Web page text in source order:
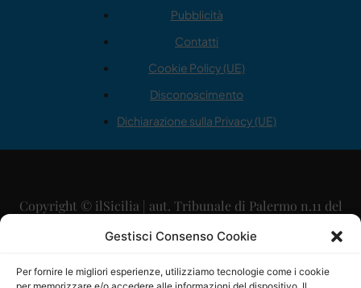
Gestisci Consenso Cookie
Per fornire le migliori esperienze, utilizziamo tecnologie come i cookie
Pubblicità
Contatti
Cookie Policy (UE)
Disconoscimento
Dichiarazione sulla Privacy (UE)
Copyright © ilSicilia | aut. Tribunale di Palermo n.11 del
29/09/2015